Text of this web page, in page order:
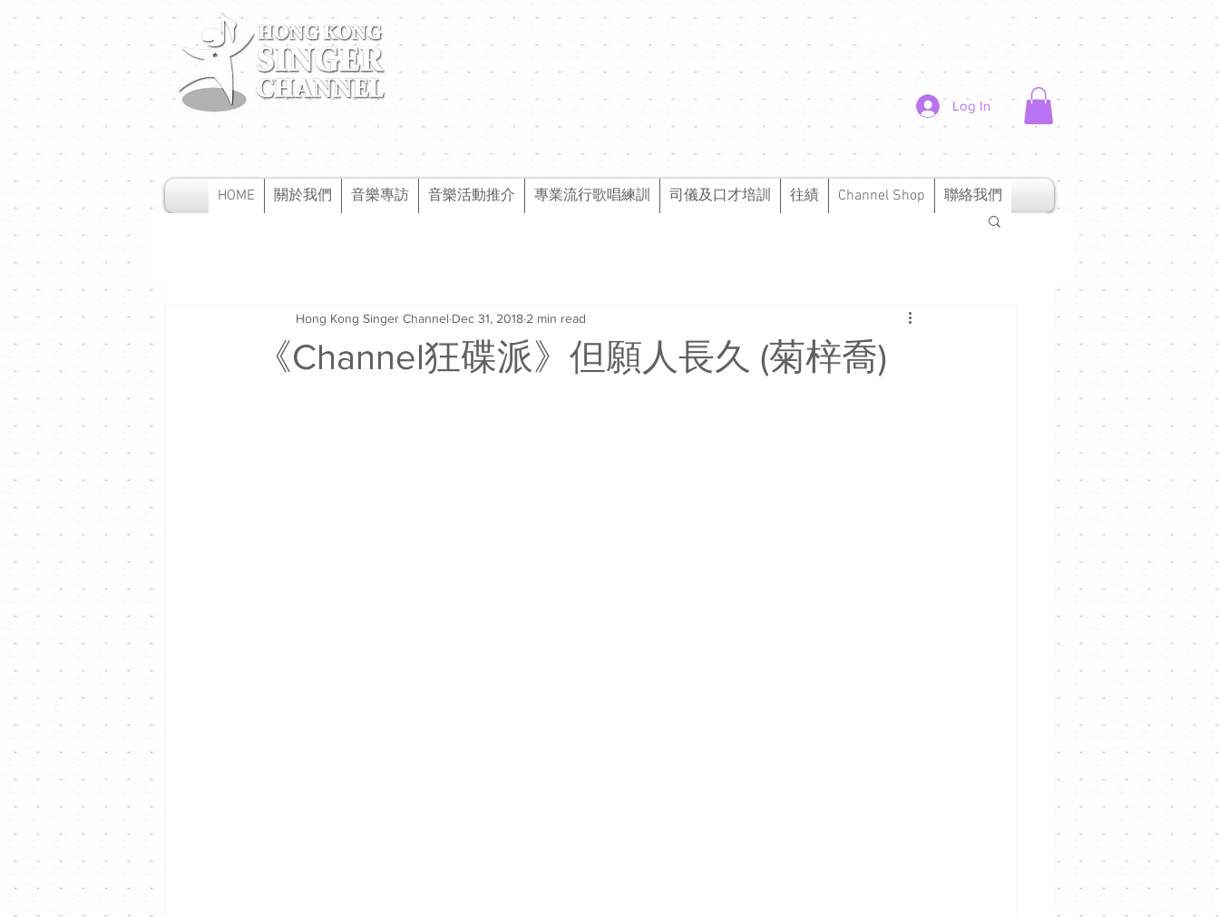
Log In
HOME 關於我們 音樂專訪 音樂活動推介 專業流行歌唱練訓 司儀及口才培訓 往績 Channel Shop 聯絡我們
《Channel狂碟派》但願人長久 (菊梓喬)
Hong Kong Singer Channel Dec 31, 2018 2 min read